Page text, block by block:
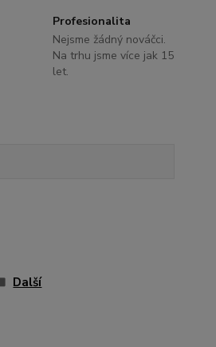
Profesionalita
Nejsme žádný nováčci.
Na trhu jsme více jak 15
let.
Další